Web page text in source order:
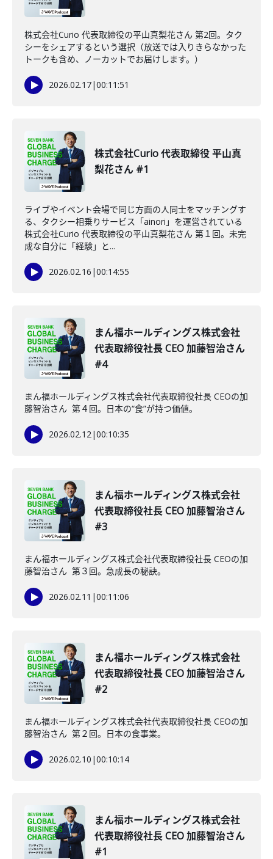
株式会社Curio 代表取締役の平山真梨花さん 第2回。タク
シーをシェアするという選択（放送では入りきらなかった
トークも含め、ノーカットでお届けします。）
2026.02.17|00:11:51
株式会社Curio 代表取締役 平山真
梨花さん #1
ライブやイベント会場で同じ方面の人同士をマッチングす
る、タクシー相乗りサービス「ainori」を運営されている
株式会社Curio 代表取締役の平山真梨花さん 第１回。未完
成な自分に「経験」と...
2026.02.16 |00:14:55
まん福ホールディングス株式会社
代表取締役社長 CEO 加藤智治さん
#4
まん福ホールディングス株式会社代表取締役社長 CEOの加
藤智治さん 第４回。日本の“食”が持つ価値。
2026.02.12|00:10:35
まん福ホールディングス株式会社
代表取締役社長 CEO 加藤智治さん
#3
まん福ホールディングス株式会社代表取締役社長 CEOの加
藤智治さん 第３回。急成長の秘訣。
2026.02.11 |00:11:06
まん福ホールディングス株式会社
代表取締役社長 CEO 加藤智治さん
#2
まん福ホールディングス株式会社代表取締役社長 CEOの加
藤智治さん 第２回。日本の食事業。
2026.02.10 |00:10:14
まん福ホールディングス株式会社
代表取締役社長 CEO 加藤智治さん
#1